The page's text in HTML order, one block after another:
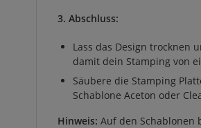
3. Abschluss:
Lass das Design trocknen
damit dein Stamping von
Säubere die Stamping
Schablone Aceton oder
Hinweis: Auf den Schablonen